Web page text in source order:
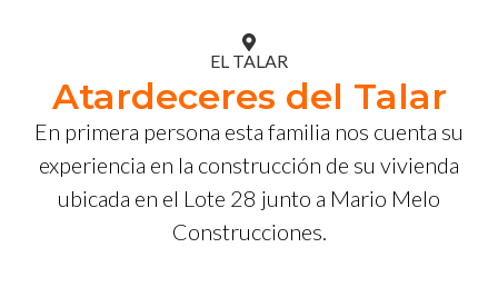
EL TALAR
Atardeceres del Talar
En primera persona esta familia nos cuenta su
experiencia en la construcción de su vivienda
ubicada en el Lote 28 junto a Mario Melo
Construcciones.